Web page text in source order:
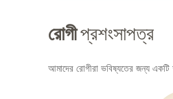
রোগীপ্রশংসাপত্র
আমাদের রোগীরা ভবিষ্যতের জন্য একটি